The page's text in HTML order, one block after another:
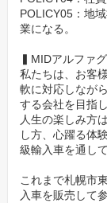
POLICY05：地
業になる。
▍MIDアルファ
私たちは、お客
軟に対応しなが
する会社を目指
人生の楽しみ方
し方、心躍る体
級輸入車を通し
これまで札幌市
入車を販売して